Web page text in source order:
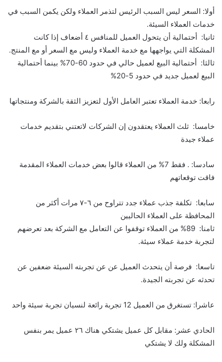
أولا: السعر ليس السبب الرئيس لتذمر العملاء ولكن يكمن السبب في
خدمات العملاء السيئة.
ثانيا: أحتمالية أن يتحول العميل للمنافس ٤ أضعاف إذا كانت
المشكلة التي يواجهها مع خدمة العملاء وليس مع السعر أو مع المنتج.
ثالثا: أحتمالية البيع لعميل حالي في حدود 60-70% بينما أحتمالية
البيع لعميل جديد في حدود 5-20%
رابعا: خدمة العملاء تعتبر العامل الأول لتعزيز الثقة بالشركة ومنتجاتها
خامسا: ثلث العملاء يعتقدون إن الشركات لاتعتني بتقديم خدمات
عملاء جيدة
سادسا: . فقط 7% من العملاء قالوا بعض خدمات العملاء المقدمة
فاقت توقعاتهم
سابعا: تكلفة جذب عملاء جدد تتراوح من ٦-٧ مرات أكثر من
المحافظة على العملاء الحاليين
ثامنا: 89% من العملاء توقفوا عن التعامل مع الشركة بعد تعرضهم
لتجربة خدمة عملاء سيئة.
تاسعا: فرصة أن يتحدث العميل عن عن تجربته السيئة ضعفين عن
تحدثه عن تجربته الجيدة.
عاشرا: تستغرق من العميل 12 تجربة رائعة لنسيان تجربة سيئة واحد
الحادي عشر: مقابل كل عميل يشتكي هناك ٢٦ عميل يمر بنفس
المشكلة ولك لا يشتكي